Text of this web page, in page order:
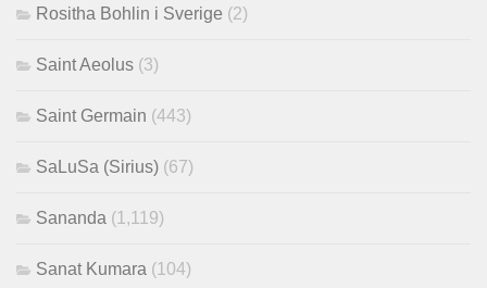
Rositha Bohlin i Sverige (2)
Saint Aeolus (3)
Saint Germain (443)
SaLuSa (Sirius) (67)
Sananda (1,119)
Sanat Kumara (104)